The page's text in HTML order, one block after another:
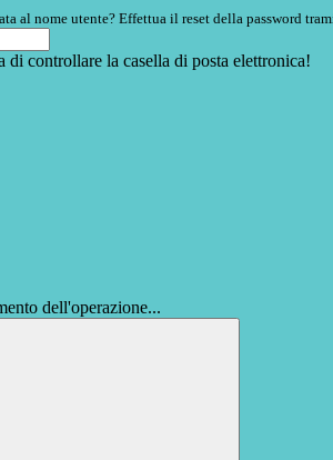
al nome utente? Effettua il reset della password
di controllare la casella di posta elettronica!
dell'operazione...